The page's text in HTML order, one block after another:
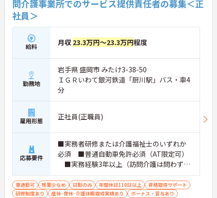
問介護事業所でのサービス提供責任者の募集＜正
社員＞
給料 月収 23.3万円～23.3万円程度
勤務地
岩手県 盛岡市 みたけ3-38-50
ＩＧＲいわて銀河鉄道「厨川駅」バス・車4
分
雇用形態 正社員(正職員)
応募要件
■実務者研修または介護福祉士のいずれか
必須 ■普通自動車免許必須（AT限定可）
■実務経験3年以上（訪問介護は問わず、
介護職全般）
車通勤可 残業少なめ 日勤のみ 年間休日110日以上
資格取得サポート
研修制度あり
産休･育休･介護休暇取得実績あり
ボーナス・賞与あり